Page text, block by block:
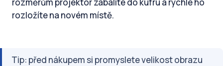
rozložíte na novém místě.
Tip: před nákupem si promyslete velikost obrazu